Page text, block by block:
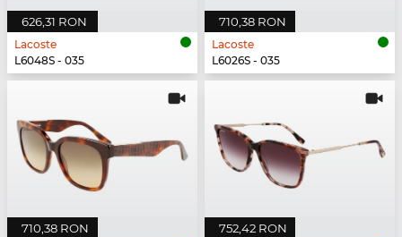
626,31 RON
Lacoste
L6048S - 035
710,38 RON
Lacoste
L6026S - 035
710,38 RON 752,42 RON